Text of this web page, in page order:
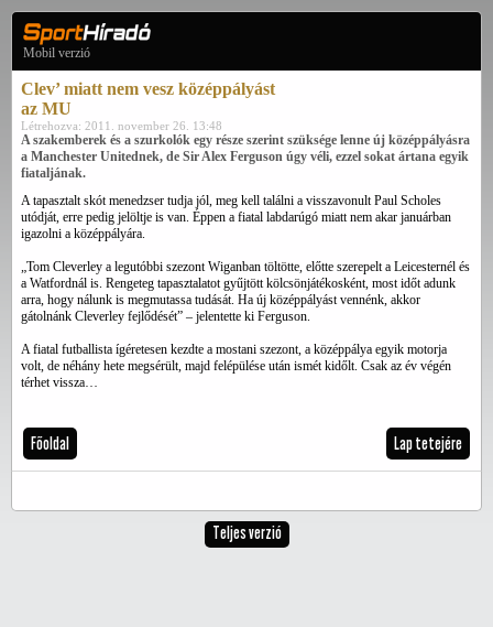
Mobil verzió
Clev’ miatt nem vesz középpályást
az MU
Létrehozva: 2011. november 26. 13:48
A szakemberek és a szurkolók egy része szerint szüksége lenne új középpályásra
a Manchester Unitednek, de Sir Alex Ferguson úgy véli, ezzel sokat ártana egyik
fiataljának.
A tapasztalt skót menedzser tudja jól, meg kell találni a visszavonult Paul Scholes
utódját, erre pedig jelöltje is van. Éppen a fiatal labdarúgó miatt nem akar januárban
igazolni a középpályára.
„Tom Cleverley a legutóbbi szezont Wiganban töltötte, előtte szerepelt a Leicesternél és
a Watfordnál is. Rengeteg tapasztalatot gyűjtött kölcsönjátékosként, most időt adunk
arra, hogy nálunk is megmutassa tudását. Ha új középpályást vennénk, akkor
gátolnánk Cleverley fejlődését” – jelentette ki Ferguson.
A fiatal futballista ígéretesen kezdte a mostani szezont, a középpálya egyik motorja
volt, de néhány hete megsérült, majd felépülése után ismét kidőlt. Csak az év végén
térhet vissza…
Főoldal Lap tetejére
Teljes verzió